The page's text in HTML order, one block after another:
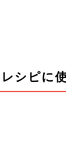
レシピに